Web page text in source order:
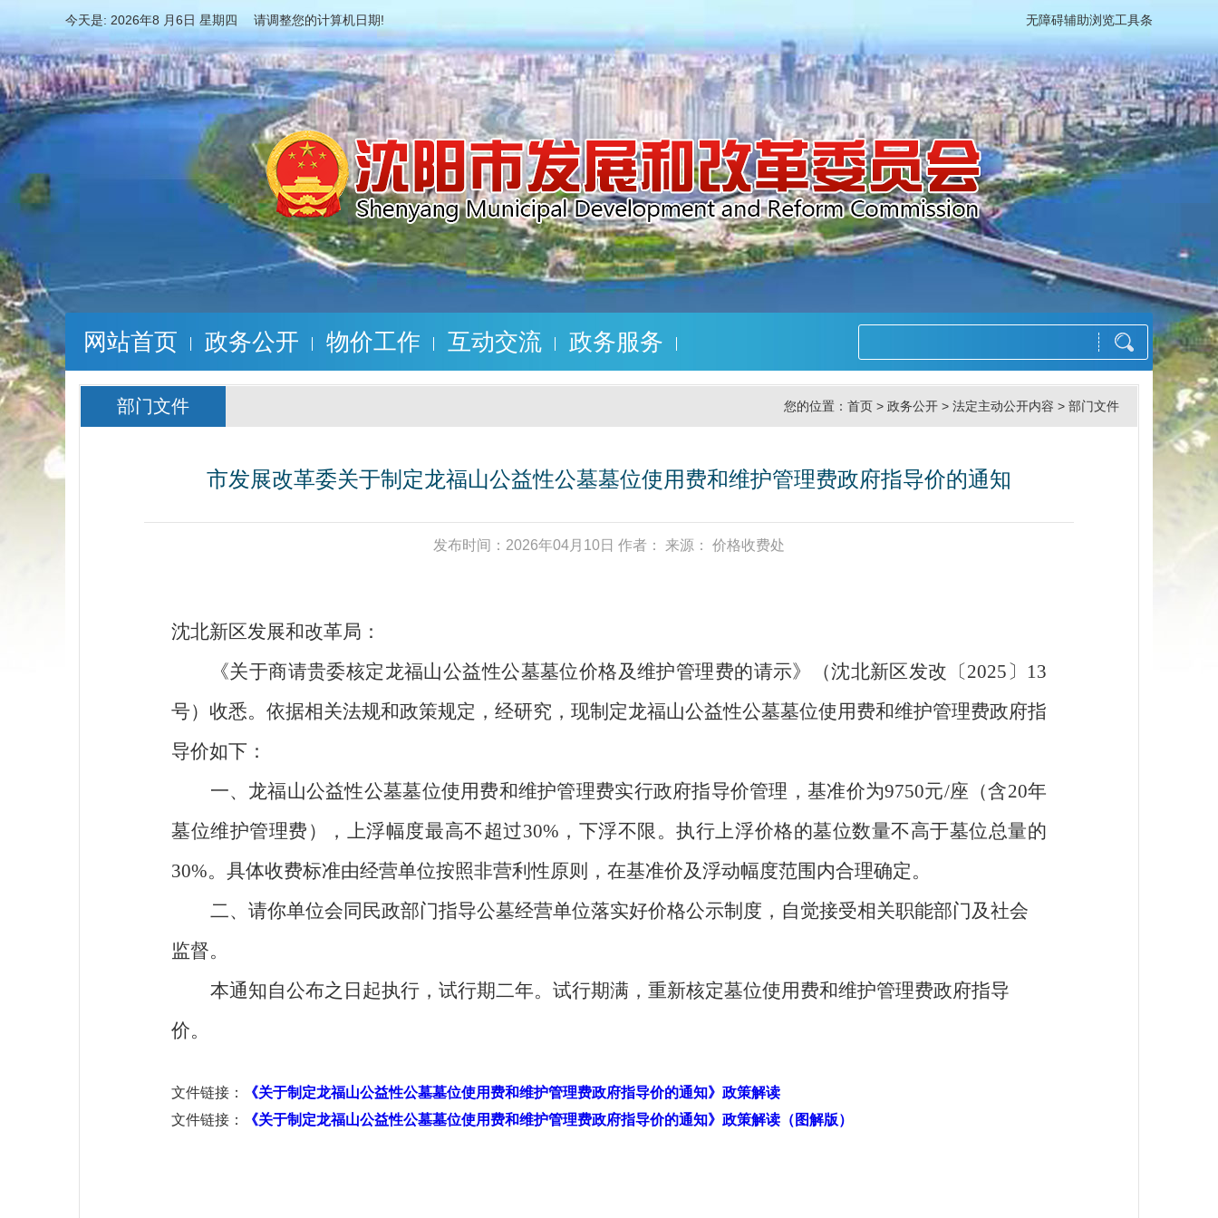
今天是: 2026年8 月6日 星期四 请调整您的计算机日期! 无障碍辅助浏览工具条
网站首页 政务公开 物价工作 互动交流 政务服务
部门文件 您的位置： 首页 > 政务公开 > 法定主动公开内容 > 部门文件
市发展改革委关于制定龙福山公益性公墓墓位使用费和维护管理费政府指导价的通知
发布时间：2026年04月10日 作者： 来源： 价格收费处
沈北新区发展和改革局 ：
《关于商请贵委核定龙福山公益性公墓墓位价格及维护管理费的请示》（沈北新区发改〔2025 〕 13
号）收悉。依据相关法规和政策规定，经研究，现制定龙福山公益性公墓墓位使用费和维护管理费政府指
导价如下：
一、 龙福山公益性公墓墓位使用费和维护管理费实行政府指导价管理，基准价为9750元/座（含20年
墓位维护管理费 ）， 上浮幅度最高不超过30% ，下浮不限。执行上浮价格的墓位数量不高于墓位总量的
30%。 具体收费标准由经营单位按照非营利性原则，在基准价及浮动幅度范围内合理确定。
二、请你单位会同民政部门指导公墓经营单位落实好价格公示制度，自觉接受相关职能部门及社会
监督。
本通知自公布之日起执行，试行期二年。试行期满，重新核定墓位使用费和维护管理费政府指导
价。
文件链接：
《关于制定龙福山公益性公墓墓位使用费和维护管理费政府指导价的通知》政策解读
文件链接：
《关于制定龙福山公益性公墓墓位使用费和维护管理费政府指导价的通知》政策解读（图解版）